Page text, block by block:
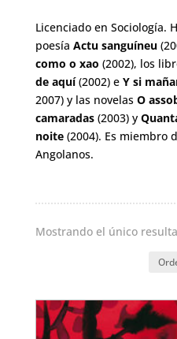
Licenciado en Sociología.
poesía Actu sanguíneu
como o xao (2002), los
de aquí(2002) e Y si
2007) y las novelas O
camaradas(2003) y
noite(2004). Es miembro
Angolanos.
Mostrando el único